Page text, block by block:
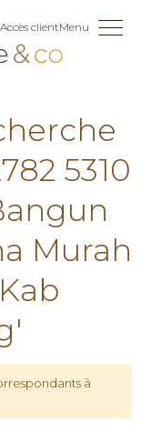
Accès clientMenu
5310
Murah
à